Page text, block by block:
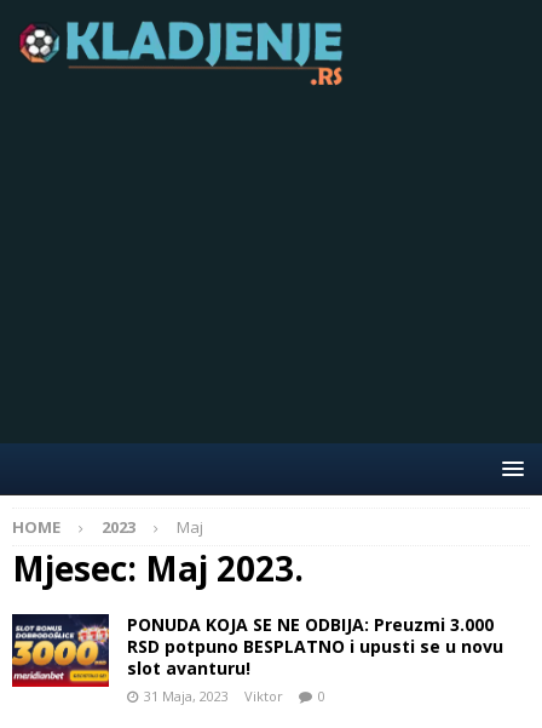
HOME 2023 Maj
Mjesec: Maj 2023.
PONUDA KOJA SE NE ODBIJA: Preuzmi 3.000
RSD potpuno BESPLATNO i upusti se u novu
slot avanturu!
31 Maja, 2023 Viktor 0